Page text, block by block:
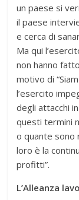
un paese si
il paese
e cerca di
Ma qui
non hanno
motivo di
l’esercito
degli attacchi
questi termini
o quante sono
loro è la
profitti”.
L’Alleanza